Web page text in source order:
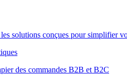
solutions conçues pour simplifier
des commandes B2B et B2C